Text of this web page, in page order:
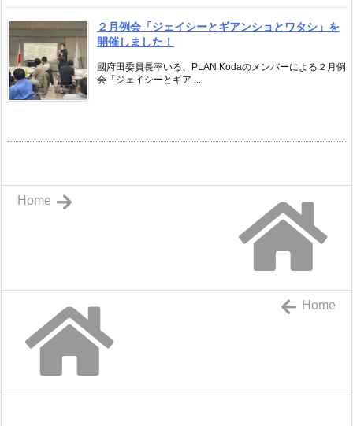
２月例会「ジェイシーとギアンショとワタシ」を
開催しました！
國府田委員長率いる、PLAN Kodaのメンバーによる２月例
会「ジェイシーとギア ...
Home
Home